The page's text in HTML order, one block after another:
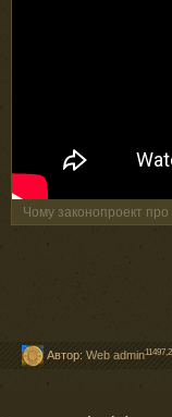
Чому законопроект
Автор: Web admin11497,2